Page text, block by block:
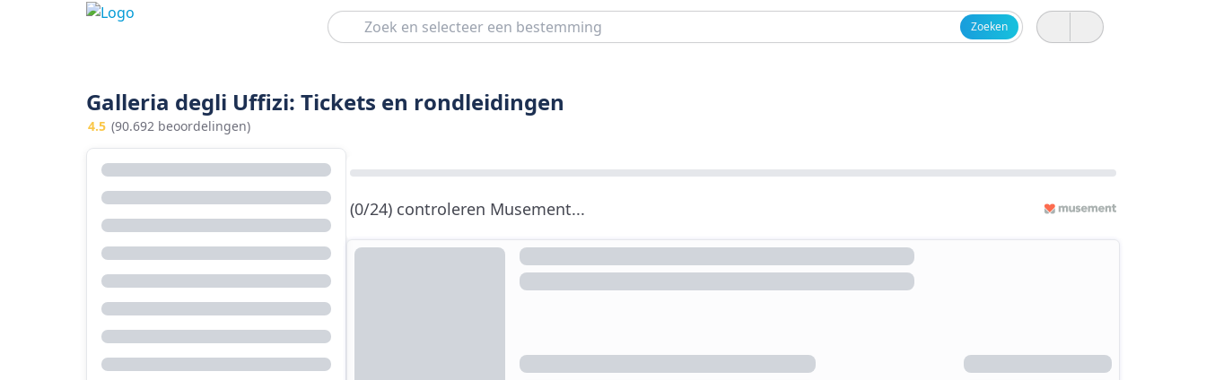
Zoeken
Zoeken
Galleria degli Uffizi: Tickets en rondleidingen
4.5 (90.692 beoordelingen)
(0/24) controleren Musement...